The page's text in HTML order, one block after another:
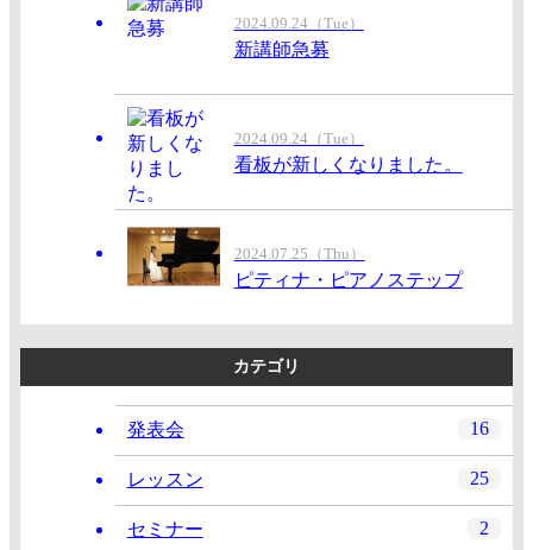
2024.09.24（Tue）
新講師急募
2024.09.24（Tue）
看板が新しくなりました。
2024.07.25（Thu）
ピティナ・ピアノステップ
カテゴリ
発表会 16
レッスン 25
セミナー 2